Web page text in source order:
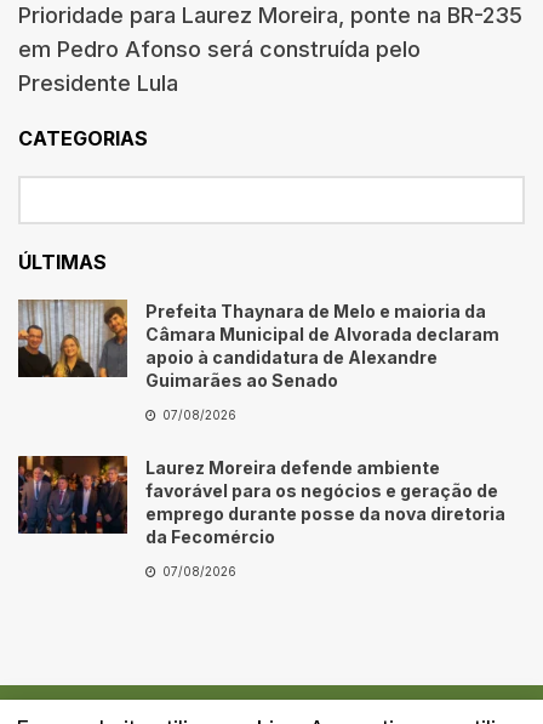
Prioridade para Laurez Moreira, ponte na BR-235
em Pedro Afonso será construída pelo
Presidente Lula
CATEGORIAS
ÚLTIMAS
Prefeita Thaynara de Melo e maioria da
Câmara Municipal de Alvorada declaram
apoio à candidatura de Alexandre
Guimarães ao Senado
07/08/2026
Laurez Moreira defende ambiente
favorável para os negócios e geração de
emprego durante posse da nova diretoria
da Fecomércio
07/08/2026